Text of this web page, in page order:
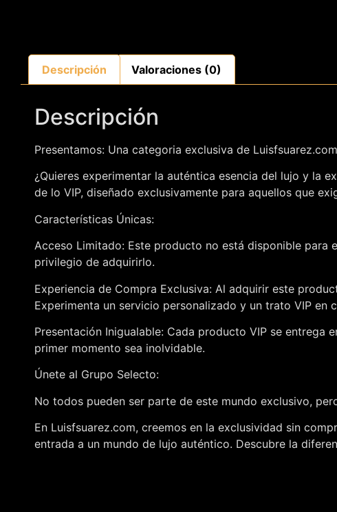
Descripción Valoraciones (0)
Descripción
Presentamos: Una categoria exclusiva de Luisfsuarez.com
¿Quieres experimentar la auténtica esencia del lujo y la
de lo VIP, diseñado exclusivamente para aquellos que
Características Únicas:
Acceso Limitado: Este producto no está disponible para
privilegio de adquirirlo.
Experiencia de Compra Exclusiva: Al adquirir este
Experimenta un servicio personalizado y un trato VIP en
Presentación Inigualable: Cada producto VIP se entrega
primer momento sea inolvidable.
Únete al Grupo Selecto:
No todos pueden ser parte de este mundo exclusivo,
En Luisfsuarez.com, creemos en la exclusividad sin
entrada a un mundo de lujo auténtico. Descubre la